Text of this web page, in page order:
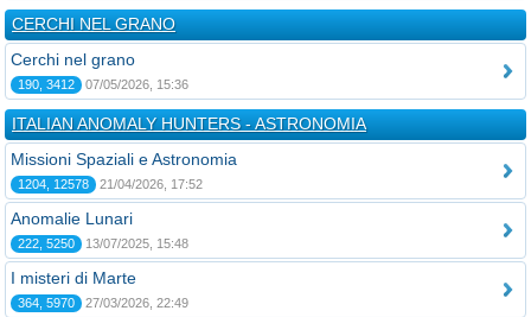
CERCHI NEL GRANO
Cerchi nel grano
190, 3412 07/05/2026, 15:36
ITALIAN ANOMALY HUNTERS - ASTRONOMIA
Missioni Spaziali e Astronomia
1204, 12578 21/04/2026, 17:52
Anomalie Lunari
222, 5250 13/07/2025, 15:48
I misteri di Marte
364, 5970 27/03/2026, 22:49